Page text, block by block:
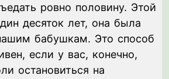
ровно половину. Этой
десяток лет, она была
бабушкам. Это способ
если у вас, конечно,
остановиться на